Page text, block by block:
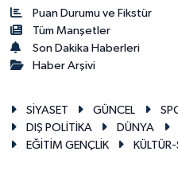
Puan Durumu ve Fikstür
Tüm Manşetler
Son Dakika Haberleri
Haber Arşivi
SİYASET GÜNCEL
DIŞ POLİTİKA
DÜNYA
EĞİTİM GENÇLİK